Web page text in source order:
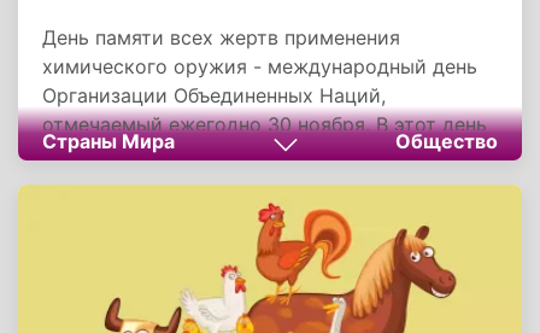
День памяти всех жертв применения
химического оружия - международный день
Организации Объединенных Наций,
отмечаемый ежегодно 30 ноября. В этот день
чтят память всех пострадавших от этого
чудовищного вида оружия. Это значимая дата
для всего мирового сообщества. В контексте
современной глобализации большинство
цивилизованных стран считают своим долгом
сохранять мирные отношения. Все их усилия
направлены на политику сдерживания
Страны Мира Общество